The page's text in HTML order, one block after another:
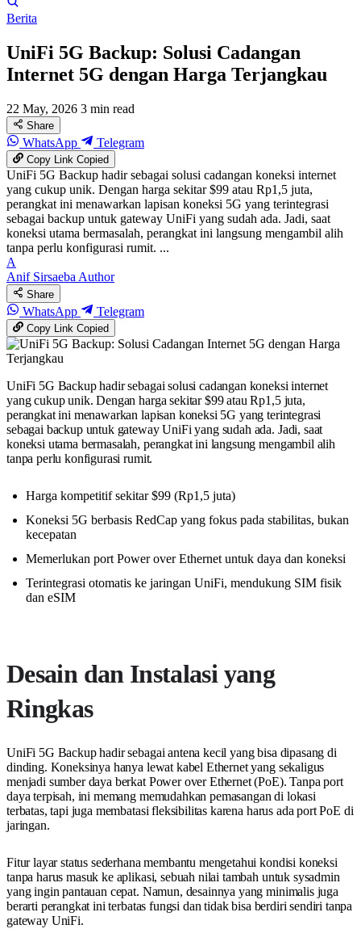
Berita
UniFi 5G Backup: Solusi Cadangan
Internet 5G dengan Harga Terjangkau
22 May, 2026 3 min read
Share
WhatsApp Telegram
Copy LinkCopied
UniFi 5G Backup hadir sebagai solusi cadangan koneksi internet
yang cukup unik. Dengan harga sekitar $99 atau Rp1,5 juta,
perangkat ini menawarkan lapisan koneksi 5G yang terintegrasi
sebagai backup untuk gateway UniFi yang sudah ada. Jadi, saat
koneksi utama bermasalah, perangkat ini langsung mengambil alih
tanpa perlu konfigurasi rumit. ...
A
Anif SirsaebaAuthor
Share
WhatsApp Telegram
Copy LinkCopied
UniFi 5G Backup hadir sebagai solusi cadangan koneksi internet
yang cukup unik. Dengan harga sekitar $99 atau Rp1,5 juta,
perangkat ini menawarkan lapisan koneksi 5G yang terintegrasi
sebagai backup untuk gateway UniFi yang sudah ada. Jadi, saat
koneksi utama bermasalah, perangkat ini langsung mengambil alih
tanpa perlu konfigurasi rumit.
Harga kompetitif sekitar $99 (Rp1,5 juta)
Koneksi 5G berbasis RedCap yang fokus pada stabilitas, bukan
kecepatan
Memerlukan port Power over Ethernet untuk daya dan koneksi
Terintegrasi otomatis ke jaringan UniFi, mendukung SIM fisik
dan eSIM
Desain dan Instalasi yang
Ringkas
UniFi 5G Backup hadir sebagai antena kecil yang bisa dipasang di
dinding. Koneksinya hanya lewat kabel Ethernet yang sekaligus
menjadi sumber daya berkat Power over Ethernet (PoE). Tanpa port
daya terpisah, ini memang memudahkan pemasangan di lokasi
terbatas, tapi juga membatasi fleksibilitas karena harus ada port PoE di
jaringan.
Fitur layar status sederhana membantu mengetahui kondisi koneksi
tanpa harus masuk ke aplikasi, sebuah nilai tambah untuk sysadmin
yang ingin pantauan cepat. Namun, desainnya yang minimalis juga
berarti perangkat ini terbatas fungsi dan tidak bisa berdiri sendiri tanpa
gateway UniFi.